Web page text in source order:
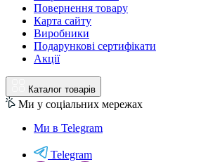
Повернення товару
Карта сайту
Виробники
Подарункові сертифікати
Акції
Каталог товарів
Ми у соціальних мережах
Ми в Telegram
Telegram